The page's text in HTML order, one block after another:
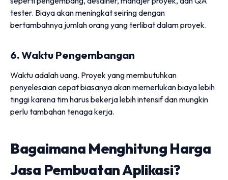
tester. Biaya akan meningkat seiring dengan
bertambahnya jumlah orang yang terlibat dalam proyek.
6. Waktu Pengembangan
Waktu adalah uang. Proyek yang membutuhkan
penyelesaian cepat biasanya akan memerlukan biaya lebih
tinggi karena tim harus bekerja lebih intensif dan mungkin
perlu tambahan tenaga kerja.
Bagaimana Menghitung Harga
Jasa Pembuatan Aplikasi?